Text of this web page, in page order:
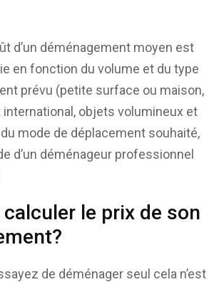
d’un déménagement moyen est
en fonction du volume et du type
prévu (petite surface ou maison,
objets volumineux et
mode de déplacement souhaité,
d’un déménageur professionnel
le prix de son
de déménager seul cela n’est